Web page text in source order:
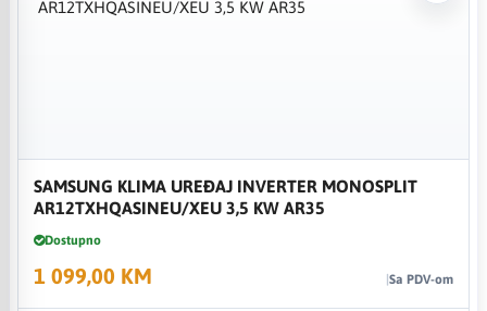
SAMSUNG KLIMA UREĐAJ INVERTER MONOSPLIT
AR12TXHQASINEU/XEU 3,5 KW AR35
Dostupno
1 099,00 KM Sa PDV-om